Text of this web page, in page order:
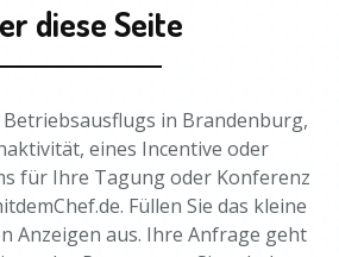
diese Seite
in Brandenburg,
eines Incentive oder
für Ihre Tagung oder Konferenz
Füllen Sie das kleine
Anzeigen aus. Ihre Anfrage geht